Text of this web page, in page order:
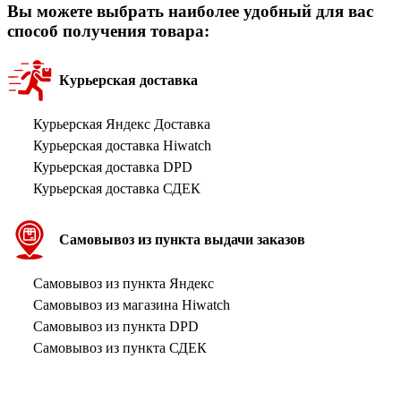
Вы можете выбрать наиболее удобный для вас
способ получения товара:
Курьерская доставка
Курьерская Яндекс Доставка
Курьерская доставка Hiwatch
Курьерская доставка DPD
Курьерская доставка СДЕК
Самовывоз из пункта выдачи заказов
Самовывоз из пункта Яндекс
Самовывоз из магазина Hiwatch
Самовывоз из пункта DPD
Самовывоз из пункта СДЕК